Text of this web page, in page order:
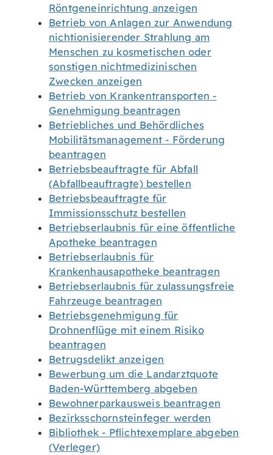
Röntgeneinrichtung anzeigen
Betrieb von Anlagen zur Anwendung
nichtionisierender Strahlung am
Menschen zu kosmetischen oder
sonstigen nichtmedizinischen
Zwecken anzeigen
Betrieb von Krankentransporten -
Genehmigung beantragen
Betriebliches und Behördliches
Mobilitätsmanagement - Förderung
beantragen
Betriebsbeauftragte für Abfall
(Abfallbeauftragte) bestellen
Betriebsbeauftragte für
Immissionsschutz bestellen
Betriebserlaubnis für eine öffentliche
Apotheke beantragen
Betriebserlaubnis für
Krankenhausapotheke beantragen
Betriebserlaubnis für zulassungsfreie
Fahrzeuge beantragen
Betriebsgenehmigung für
Drohnenflüge mit einem Risiko
beantragen
Betrugsdelikt anzeigen
Bewerbung um die Landarztquote
Baden-Württemberg abgeben
Bewohnerparkausweis beantragen
Bezirksschornsteinfeger werden
Bibliothek - Pflichtexemplare abgeben
(Verleger)